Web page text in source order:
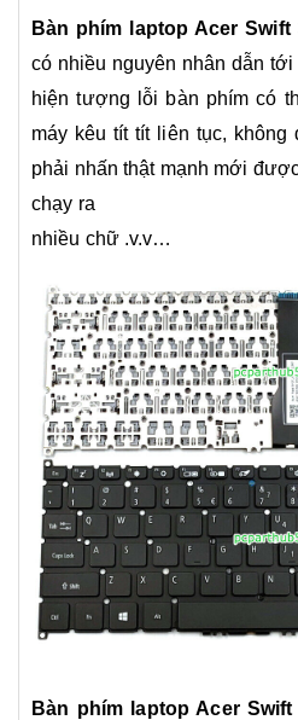
Bàn phím laptop Acer Swift
có nhiều nguyên nhân dẫn
hiện tượng lỗi bàn phím có
máy kêu tít tít liên tục,
phải nhấn thật mạnh mới
chạy ra
nhiều chữ .v.v…
Bàn phím laptop Acer Swift